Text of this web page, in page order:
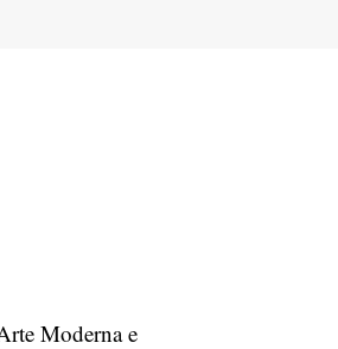
Moderna e